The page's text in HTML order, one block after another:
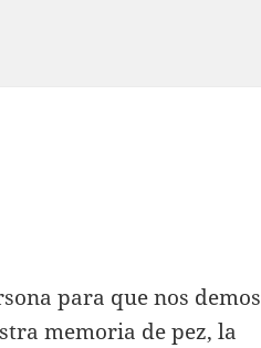
para que nos demos
memoria de pez, la